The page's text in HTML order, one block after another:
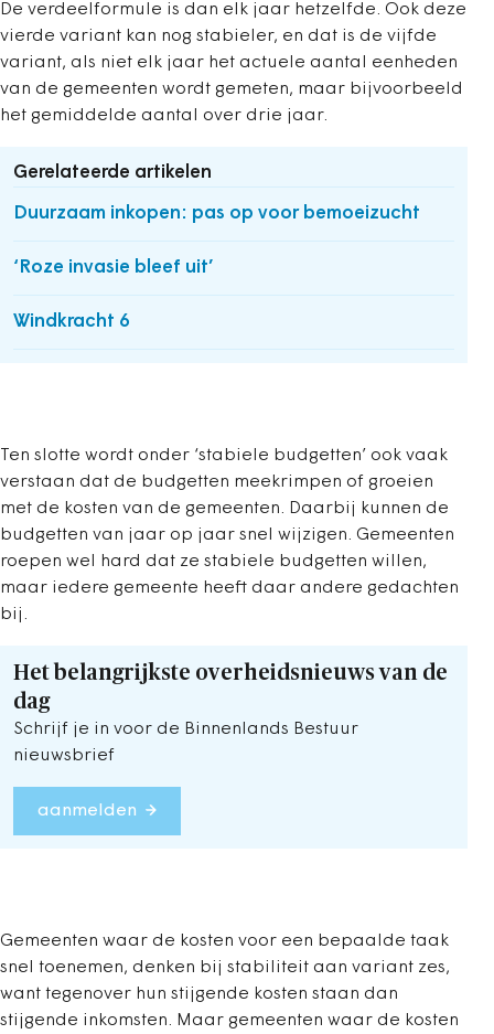
De verdeelformule is dan elk jaar hetzelfde. Ook deze
vierde variant kan nog stabieler, en dat is de vijfde
variant, als niet elk jaar het actuele aantal eenheden
van de gemeenten wordt gemeten, maar bijvoorbeeld
het gemiddelde aantal over drie jaar.
Gerelateerde artikelen
Duurzaam inkopen: pas op voor bemoeizucht
‘Roze invasie bleef uit’
Windkracht 6
Ten slotte wordt onder ‘stabiele budgetten’ ook vaak
verstaan dat de budgetten meekrimpen of groeien
met de kosten van de gemeenten. Daarbij kunnen de
budgetten van jaar op jaar snel wijzigen. Gemeenten
roepen wel hard dat ze stabiele budgetten willen,
maar iedere gemeente heeft daar andere gedachten
bij.
Het belangrijkste overheidsnieuws van de
dag
Schrijf je in voor de Binnenlands Bestuur
nieuwsbrief
aanmelden
Gemeenten waar de kosten voor een bepaalde taak
snel toenemen, denken bij stabiliteit aan variant zes,
want tegenover hun stijgende kosten staan dan
stijgende inkomsten. Maar gemeenten waar de kosten